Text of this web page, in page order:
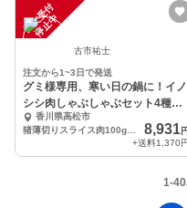
注
文
受
付
停
止
中
古市祐士
注文から1~3日で発送
グミ様専用、寒い日の鍋に！イノ
シシ肉しゃぶしゃぶセット4種
1800g
香川県高松市
8,931円
+送料1,370
1-